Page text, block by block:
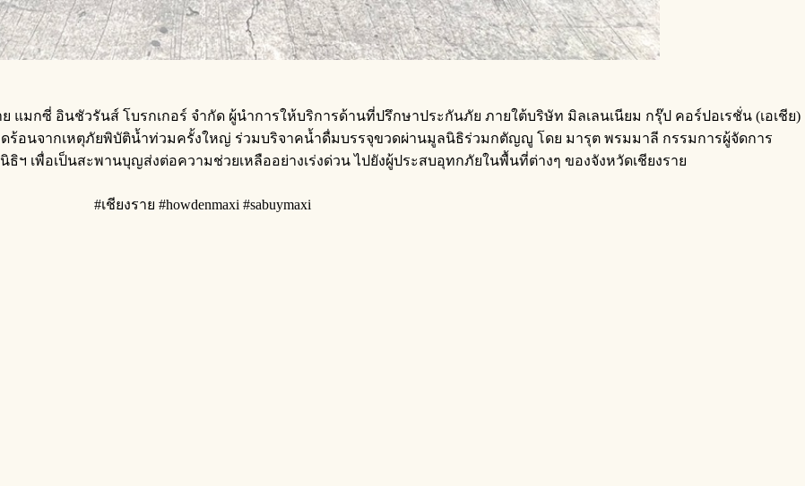
แมกซี่ อินชัวรันส์ โบรกเกอร์ จำกัด ผู้นำการให้บริการด้านที่ปรึกษาประกันภัย ภายใต้บริษัท มิลเลนเนียม กรุ๊ป คอร์ปอเรชั่น (เอเชีย)
ดร้อนจากเหตุภัยพิบัติน้ำท่วมครั้งใหญ่ ร่วมบริจาคน้ำดื่มบรรจุขวดผ่านมูลนิธิร่วมกตัญญู โดย มารุต พรมมาลี กรรมการผู้จัดการ
เพื่อเป็นสะพานบุญส่งต่อความช่วยเหลืออย่างเร่งด่วน ไปยังผู้ประสบอุทกภัยในพื้นที่ต่างๆ ของจังหวัดเชียงราย
#เชียงราย #howdenmaxi #sabuymaxi